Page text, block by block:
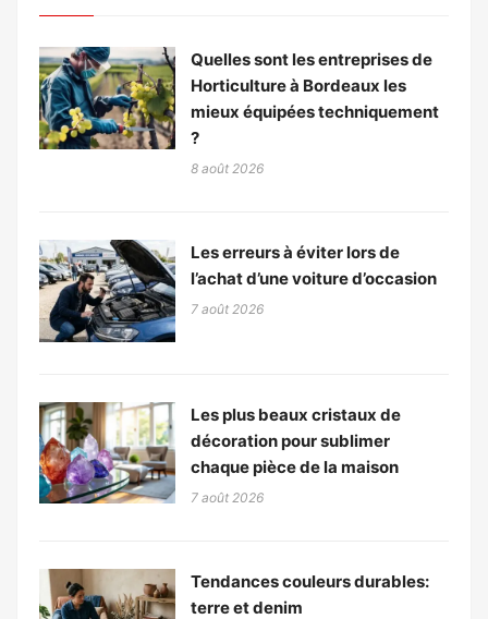
Quelles sont les entreprises de
Horticulture à Bordeaux les
mieux équipées techniquement
?
8 août 2026
Les erreurs à éviter lors de
l’achat d’une voiture d’occasion
7 août 2026
Les plus beaux cristaux de
décoration pour sublimer
chaque pièce de la maison
7 août 2026
Tendances couleurs durables:
terre et denim